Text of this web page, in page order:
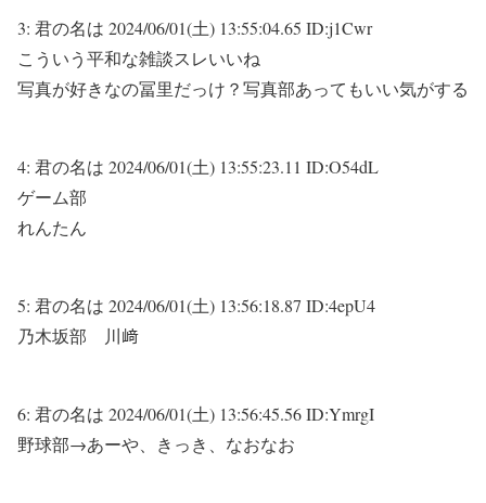
3: 君の名は 2024/06/01(土) 13:55:04.65 ID:j1Cwr
こういう平和な雑談スレいいね
写真が好きなの冨里だっけ？写真部あってもいい気がする
4: 君の名は 2024/06/01(土) 13:55:23.11 ID:O54dL
ゲーム部
れんたん
5: 君の名は 2024/06/01(土) 13:56:18.87 ID:4epU4
乃木坂部 川﨑
6: 君の名は 2024/06/01(土) 13:56:45.56 ID:YmrgI
野球部→あーや、きっき、なおなお